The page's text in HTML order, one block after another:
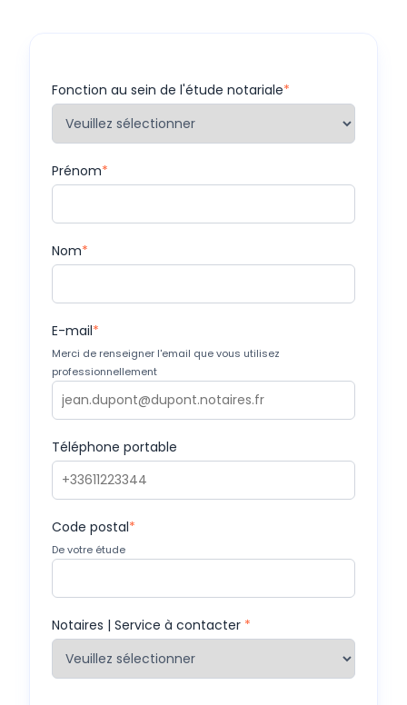
Fonction au sein de l'étude notariale*
Prénom*
Nom*
E-mail*
Merci de renseigner l'email que vous utilisez
professionnellement
Téléphone portable
Code postal*
De votre étude
Notaires | Service à contacter *